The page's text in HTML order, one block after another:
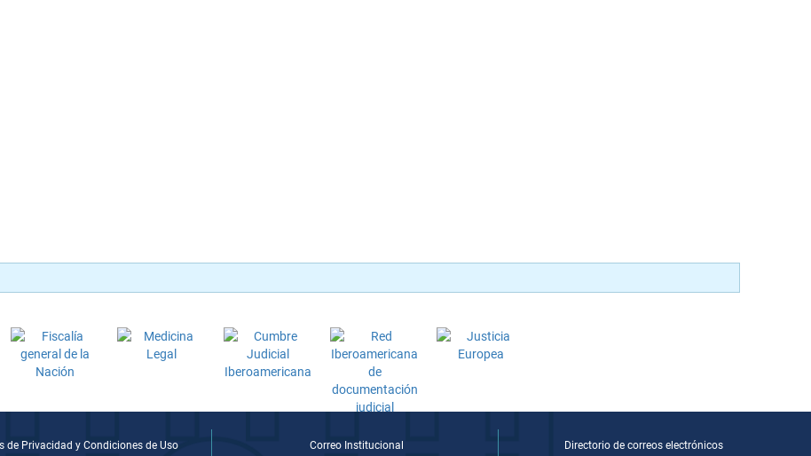
de Privacidad y Condiciones de Uso Correo Institucional Directorio de correos electrónicos